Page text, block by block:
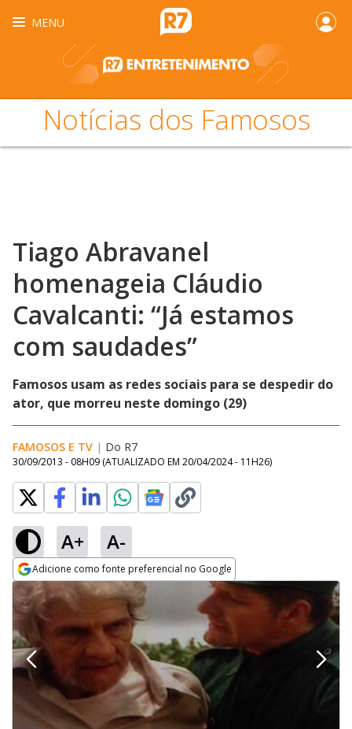
MENU
Notícias dos Famosos
Tiago Abravanel
homenageia Cláudio
Cavalcanti: “Já estamos
com saudades”
Famosos usam as redes sociais para se despedir do
ator, que morreu neste domingo (29)
FAMOSOS E TV | Do R7
30/09/2013 - 08H09 (ATUALIZADO EM 20/04/2024 - 11H26)
A+ A-
Adicione como fonte preferencial no Google
Opens in new window